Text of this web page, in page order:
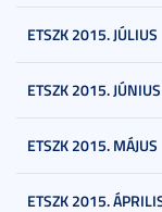
ETSZK 2015. JÚLIUS
ETSZK 2015. JÚNIUS
ETSZK 2015. MÁJUS
ETSZK 2015.